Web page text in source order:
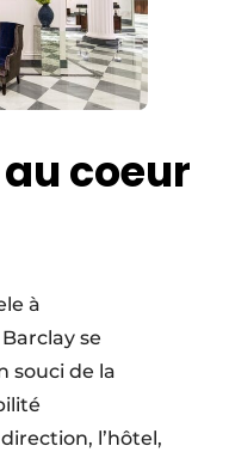
coeur
à
se
souci de la
l’hôtel,